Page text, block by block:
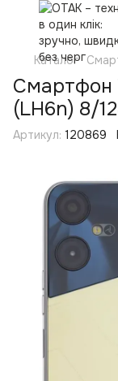
Каталог
Смартфон
(LH6n) 8/
Артикул: 120869